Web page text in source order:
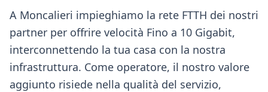
A Moncalieri impieghiamo la rete FTTH dei nostri
partner per offrire velocità Fino a 10 Gigabit,
interconnettendo la tua casa con la nostra
infrastruttura. Come operatore, il nostro valore
aggiunto risiede nella qualità del servizio,